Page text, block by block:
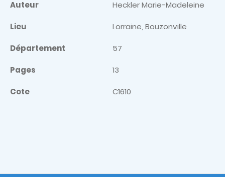
Auteur Heckler Marie-Madeleine
Lieu Lorraine, Bouzonville
Département 57
Pages 13
Cote C1610